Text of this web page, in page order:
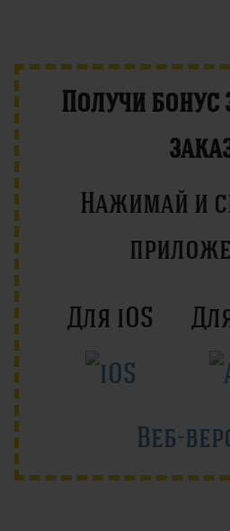
Получи бонус
Нажимай и
Для iOS
Веб-